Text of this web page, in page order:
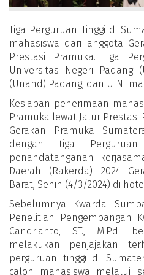
Tiga Perguruan Tinggi di
mahasiswa dari anggota
Prestasi Pramuka. Tiga
Universitas Negeri Padang
(Unand) Padang, dan UIN
Kesiapan penerimaan
Pramuka lewat Jalur Prestasi
Gerakan Pramuka
dengan tiga
penandatanganan
Daerah (Rakerda) 2024
Barat, Senin (4/3/2024) di
Sebelumnya Kwarda
Penelitian Pengembangan
Candrianto, ST., M.Pd.
melakukan penjajakan
perguruan tinggi di
calon mahasiswa melalui